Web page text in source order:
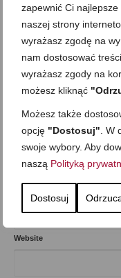
zapewnić Ci
naszej strony
wyrażasz zgodę na
nam dostosować
wyrażasz zgody na
możesz kliknąć
Możesz także
opcję "Dostosuj" .
swoje wybory. Aby
naszą Polityką
Dostosuj
Imię*
Website